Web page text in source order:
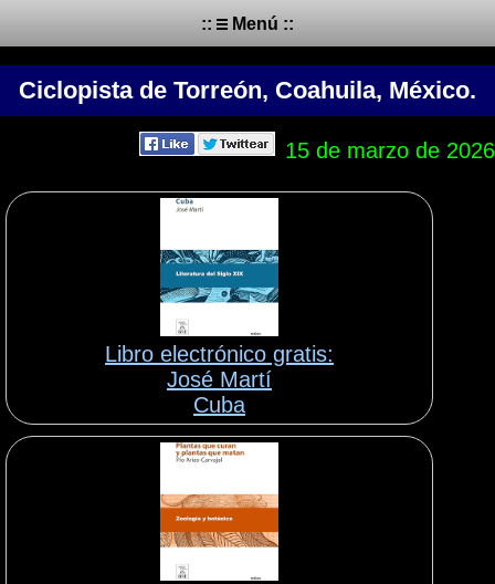
:: Menú ::
Ciclopista de Torreón, Coahuila, México.
15 de marzo de 2026
Libro electrónico gratis:
José Martí
Cuba